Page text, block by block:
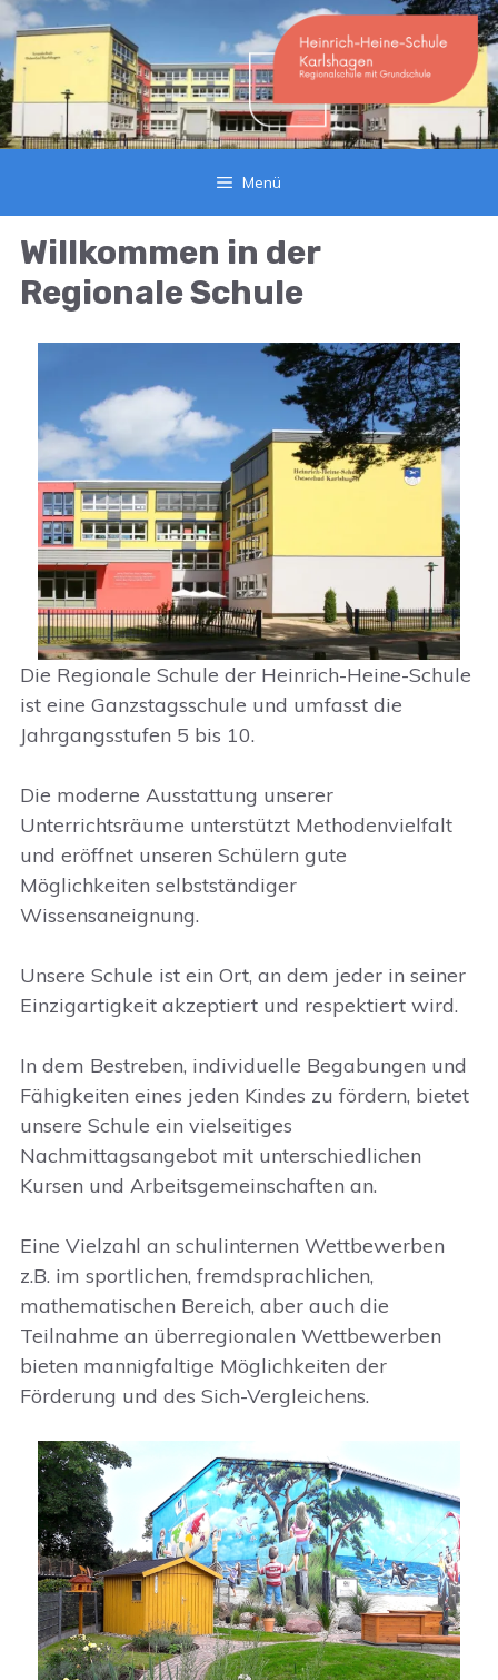
Zum
Inhalt
springen
Menü
Willkommen in der
Regionale Schule
Die Regionale Schule der Heinrich-Heine-Schule
ist eine Ganzstagsschule und umfasst die
Jahrgangsstufen 5 bis 10.
Die moderne Ausstattung unserer
Unterrichtsräume unterstützt Methodenvielfalt
und eröffnet unseren Schülern gute
Möglichkeiten selbstständiger
Wissensaneignung.
Unsere Schule ist ein Ort, an dem jeder in seiner
Einzigartigkeit akzeptiert und respektiert wird.
In dem Bestreben, individuelle Begabungen und
Fähigkeiten eines jeden Kindes zu fördern, bietet
unsere Schule ein vielseitiges
Nachmittagsangebot mit unterschiedlichen
Kursen und Arbeitsgemeinschaften an.
Eine Vielzahl an schulinternen Wettbewerben
z.B. im sportlichen, fremdsprachlichen,
mathematischen Bereich, aber auch die
Teilnahme an überregionalen Wettbewerben
bieten mannigfaltige Möglichkeiten der
Förderung und des Sich-Vergleichens.